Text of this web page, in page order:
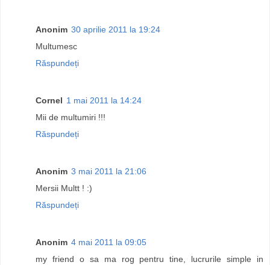
Anonim 30 aprilie 2011 la 19:24
Multumesc
Răspundeți
Cornel 1 mai 2011 la 14:24
Mii de multumiri !!!
Răspundeți
Anonim 3 mai 2011 la 21:06
Mersii Multt ! :)
Răspundeți
Anonim 4 mai 2011 la 09:05
my friend o sa ma rog pentru tine, lucrurile simple in